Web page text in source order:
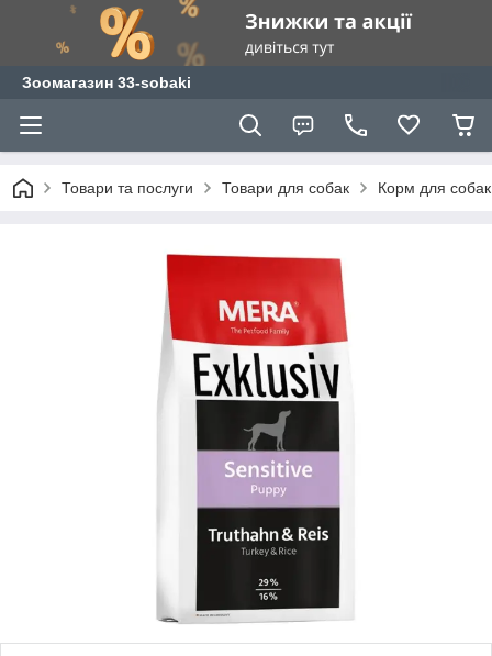
Зоомагазин 33-sobaki
Товари та послуги Товари для собак Корм для собак